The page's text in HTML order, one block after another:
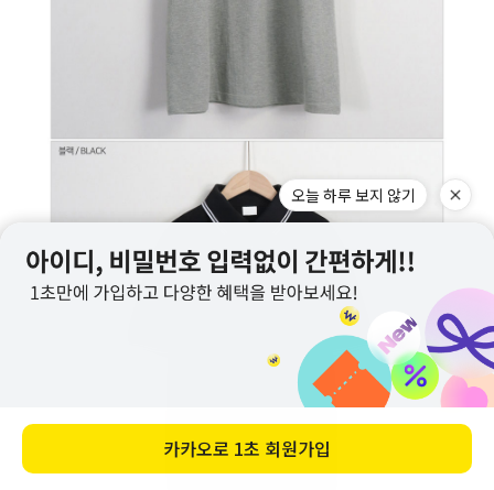
오늘 하루 보지 않기
카카오로 1초 회원가입